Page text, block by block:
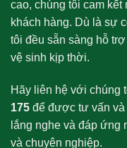
cao, chúng tôi cam
khách hàng. Dù là sự
tôi đều sẵn sàng hỗ
vệ sinh kịp thời.
Hãy liên hệ với chúng
175 để được tư vấn và
lắng nghe và đáp ứng
và chuyên nghiệp.